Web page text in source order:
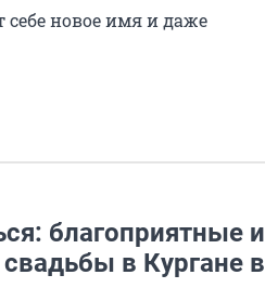
новое имя и даже
благоприятные и
в Кургане в